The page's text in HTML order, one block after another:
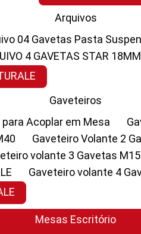
Arquivos
04 Gavetas Pasta
4 GAVETAS STAR 18MM
Gaveteiros
para Acoplar em Mesa
Gaveteiro Volante 2
volante 3 Gavetas M15
Gaveteiro volante 4
Mesas Escritório